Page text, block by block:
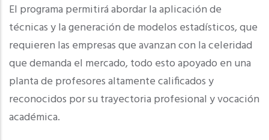
El programa permitirá abordar la aplicación de
técnicas y la generación de modelos estadísticos, que
requieren las empresas que avanzan con la celeridad
que demanda el mercado, todo esto apoyado en una
planta de profesores altamente calificados y
reconocidos por su trayectoria profesional y vocación
académica.